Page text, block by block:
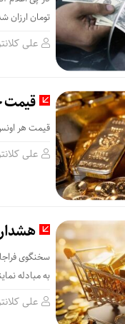
تومان ارزان
علی
قیمت جهانی
قیمت هر اونس طلا امروز -شنبه ۱۶
علی
سخنگوی
به مبادله
علی